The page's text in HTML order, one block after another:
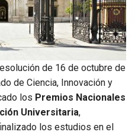
de 16 de octubre de
de Ciencia, Innovación y
los Premios Nacionales
Universitaria,
los estudios en el